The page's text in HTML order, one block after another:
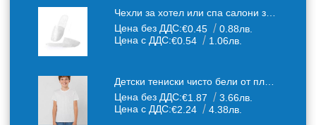
Цена без ДДС:€0.45
0.88лв.
Цена с ДДС:€0.54 1.06лв.
Цена без ДДС:€1.87
3.66лв.
Цена с ДДС:€2.24 4.38лв.